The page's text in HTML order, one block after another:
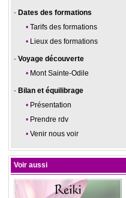
Dates des formations
Tarifs des formations
Lieux des formations
Voyage découverte
Mont Sainte-Odile
Bilan et équilibrage
Présentation
Prendre rdv
Venir nous voir
Voir aussi